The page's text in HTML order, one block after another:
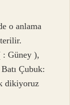
o anlama
Güney ),
Çubuk:
dikiyoruz